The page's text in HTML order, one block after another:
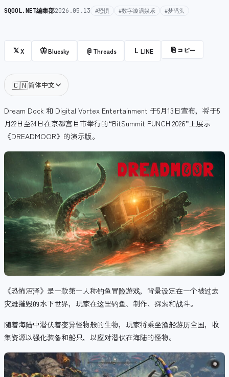
SQOOL.NET編集部2026.05.13 #恐惧 #数字漩涡娱乐 #梦码头
𝕏X 🦋Bluesky @ Threads L LINE ⎘ コピー
🇨🇳简体中文
Dream Dock 和 Digital Vortex Entertainment 于5月13日宣布，将于5
月22日至24日在京都宫目市举行的“BitSummit PUNCH 2026”上展示
《DREADMOOR》的演示版。
《恐怖沼泽》是一款第一人称钓鱼冒险游戏，背景设定在一个被过去
灾难摧毁的水下世界，玩家在这里钓鱼、制作、探索和战斗。
随着海陆中潜伏着变异怪物般的生物， 玩家将乘坐渔船游历全国， 收
集资源以强化装备和船只，以应对潜伏在海陆的怪物。